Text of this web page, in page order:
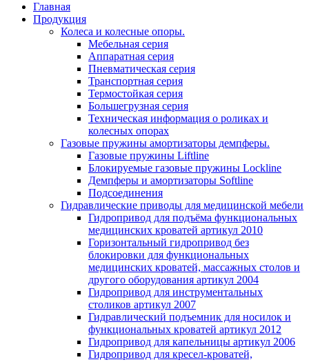
Главная
Продукция
Колеса и колесные опоры.
Мебельная серия
Аппаратная серия
Пневматическая серия
Транспортная серия
Термостойкая серия
Большегрузная серия
Техническая информация о роликах и
колесных опорах
Газовые пружины амортизаторы демпферы.
Газовые пружины Liftline
Блокируемые газовые пружины Lockline
Демпферы и амортизаторы Softline
Подсоединения
Гидравлические приводы для медицинской мебели
Гидропривод для подъёма функциональных
медицинских кроватей артикул 2010
Горизонтальный гидропривод без
блокировки для функциональных
медицинских кроватей, массажных столов и
другого оборудования артикул 2004
Гидропривод для инструментальных
столиков артикул 2007
Гидравлический подъемник для носилок и
функциональных кроватей артикул 2012
Гидропривод для капельницы артикул 2006
Гидропривод для кресел-кроватей,